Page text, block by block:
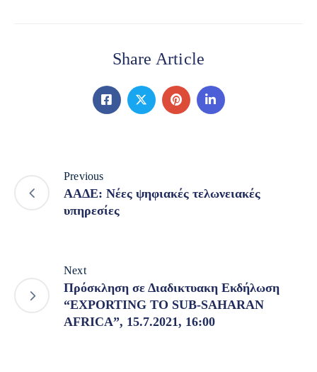
Share Article
Previous
ΑΑΔΕ: Νέες ψηφιακές τελωνειακές
υπηρεσίες
Next
Πρόσκληση σε Διαδικτυακη Εκδήλωση
“EXPORTING TO SUB-SAHARAN
AFRICA”, 15.7.2021, 16:00